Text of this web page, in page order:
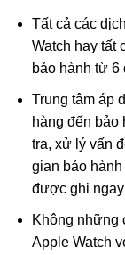
Tất cả các
Watch hay tất
bảo hành từ 6
Trung tâm áp
hàng đến bảo
tra, xử lý vấn
gian bảo
được ghi ngay
Không những
Apple Watch